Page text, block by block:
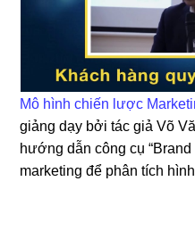
Mô hình chiến lược
giảng dạy bởi tác giả Võ
hướng dẫn công cụ
marketing để phân tích